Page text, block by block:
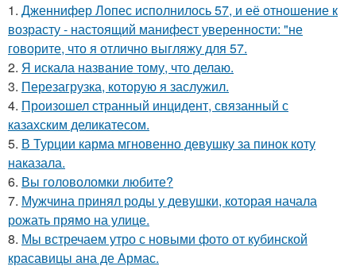
1. Дженнифер Лопес исполнилось 57, и её отношение к
возрасту - настоящий манифест уверенности: "не
говорите, что я отлично выгляжу для 57.
2. Я искала название тому, что делаю.
3. Перезагрузка, которую я заслужил.
4. Произошел странный инцидент, связанный с
казахским деликатесом.
5. В Турции карма мгновенно девушку за пинок коту
наказала.
6. Вы головоломки любите?
7. Мужчина принял роды у девушки, которая начала
рожать прямо на улице.
8. Мы встречаем утро с новыми фото от кубинской
красавицы ана де Армас.